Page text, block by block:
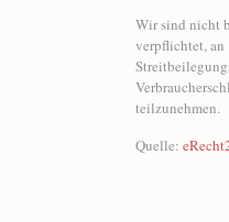
Wir sind nicht
verpflichtet, an
teilzunehmen.
Quelle: